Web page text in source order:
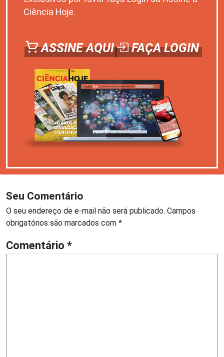
Ciência Hoje.
ASSINE AQUI FAÇA LOGIN
Seu Comentário
O seu endereço de e-mail não será publicado. Campos
obrigatórios são marcados com *
Comentário *